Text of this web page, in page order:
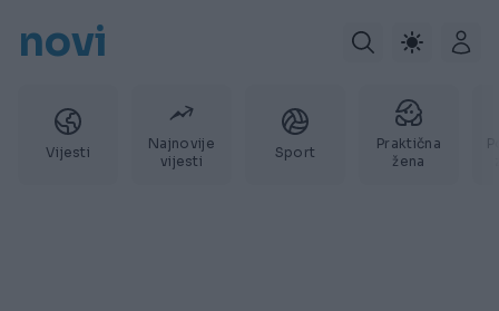
novi
Vijesti
Najnovije
vijesti
Sport
Praktična
žena